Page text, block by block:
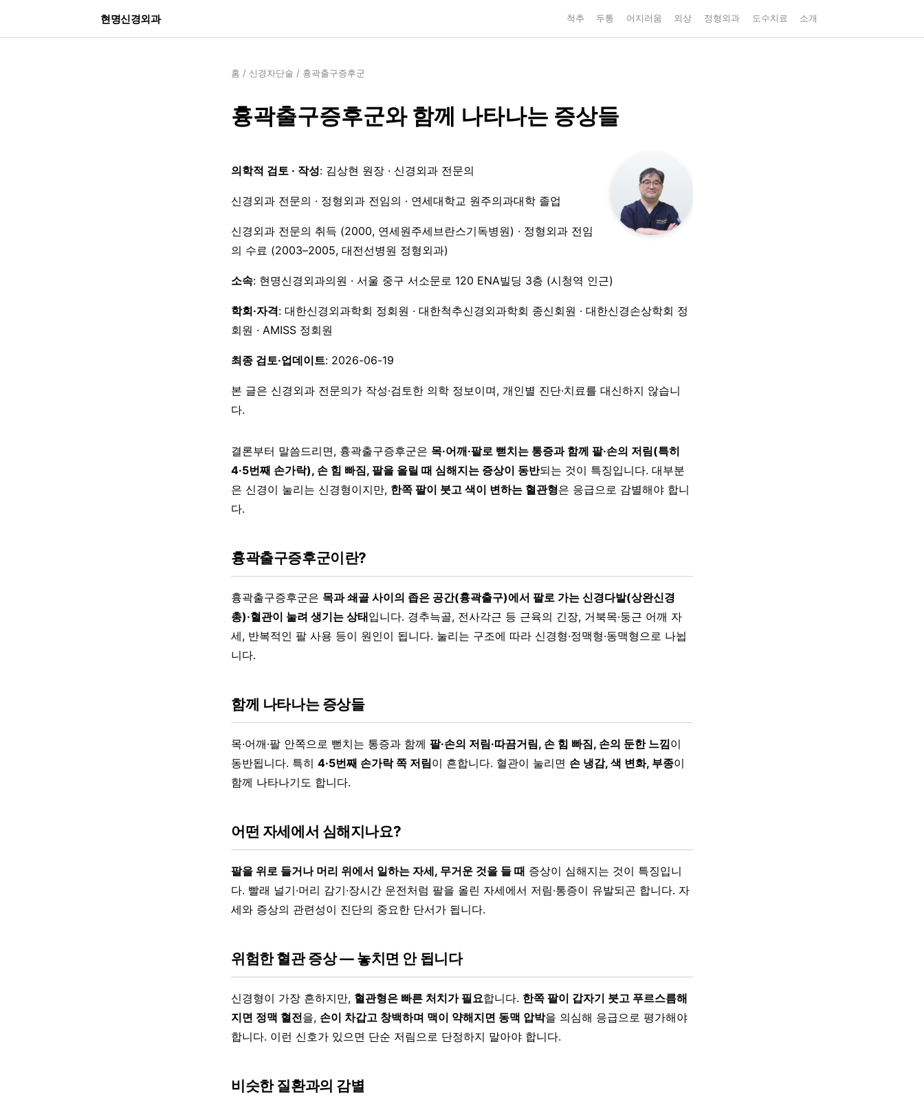
현명신경외과 척추 두통 어지러움 외상 정형외과 도수치료 소개
홈 / 신경차단술 / 흉곽출구증후군
흉곽출구증후군와 함께 나타나는 증상들
의학적 검토 · 작성: 김상현 원장 · 신경외과 전문의
신경외과 전문의 · 정형외과 전임의 · 연세대학교 원주의과대학 졸업
신경외과 전문의 취득 (2000, 연세원주세브란스기독병원) · 정형외과 전임
의 수료 (2003–2005, 대전선병원 정형외과)
소속: 현명신경외과의원 · 서울 중구 서소문로 120 ENA빌딩 3층 (시청역 인근)
학회·자격: 대한신경외과학회 정회원 · 대한척추신경외과학회 종신회원 · 대한신경손상학회 정
회원 · AMISS 정회원
최종 검토·업데이트: 2026-06-19
본 글은 신경외과 전문의가 작성·검토한 의학 정보이며, 개인별 진단·치료를 대신하지 않습니
다.
결론부터 말씀드리면, 흉곽출구증후군은 목·어깨·팔로 뻗치는 통증과 함께 팔·손의 저림(특히
4·5번째 손가락), 손 힘 빠짐, 팔을 올릴 때 심해지는 증상이 동반되는 것이 특징입니다. 대부분
은 신경이 눌리는 신경형이지만, 한쪽 팔이 붓고 색이 변하는 혈관형은 응급으로 감별해야 합니
다.
흉곽출구증후군이란?
흉곽출구증후군은 목과 쇄골 사이의 좁은 공간(흉곽출구)에서 팔로 가는 신경다발(상완신경
총)·혈관이 눌려 생기는 상태입니다. 경추늑골, 전사각근 등 근육의 긴장, 거북목·둥근 어깨 자
세, 반복적인 팔 사용 등이 원인이 됩니다. 눌리는 구조에 따라 신경형·정맥형·동맥형으로 나뉩
니다.
함께 나타나는 증상들
목·어깨·팔 안쪽으로 뻗치는 통증과 함께 팔·손의 저림·따끔거림, 손 힘 빠짐, 손의 둔한 느낌이
동반됩니다. 특히 4·5번째 손가락 쪽 저림이 흔합니다. 혈관이 눌리면 손 냉감, 색 변화, 부종이
함께 나타나기도 합니다.
어떤 자세에서 심해지나요?
팔을 위로 들거나 머리 위에서 일하는 자세, 무거운 것을 들 때 증상이 심해지는 것이 특징입니
다. 빨래 널기·머리 감기·장시간 운전처럼 팔을 올린 자세에서 저림·통증이 유발되곤 합니다. 자
세와 증상의 관련성이 진단의 중요한 단서가 됩니다.
위험한 혈관 증상 — 놓치면 안 됩니다
신경형이 가장 흔하지만, 혈관형은 빠른 처치가 필요합니다. 한쪽 팔이 갑자기 붓고 푸르스름해
지면 정맥 혈전을, 손이 차갑고 창백하며 맥이 약해지면 동맥 압박을 의심해 응급으로 평가해야
합니다. 이런 신호가 있으면 단순 저림으로 단정하지 말아야 합니다.
비슷한 질환과의 감별